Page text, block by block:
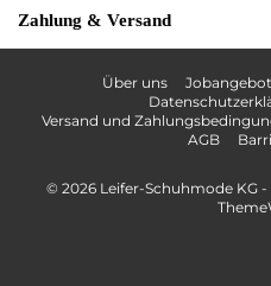
Zahlung & Versand
Über uns
Versand und
AGB
© 2026 Leifer-Schuhmode KG